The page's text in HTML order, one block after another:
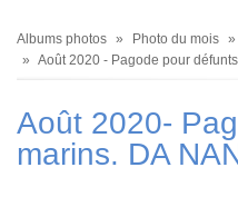
Fil
d'Ariane
Albums photos Photo du mois
Août 2020 - Pagode pour
Août 2020-
marins. DA